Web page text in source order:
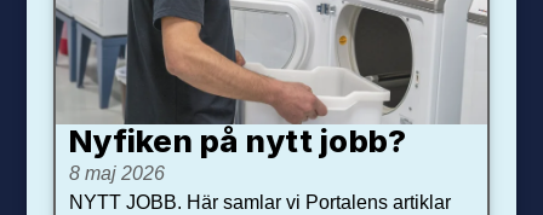
Nyfiken på nytt jobb?
8 maj 2026
NYTT JOBB. Här samlar vi Portalens artiklar